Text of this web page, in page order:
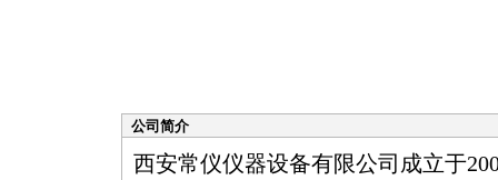
公司简介
西安常仪仪器设备有限公司成立于